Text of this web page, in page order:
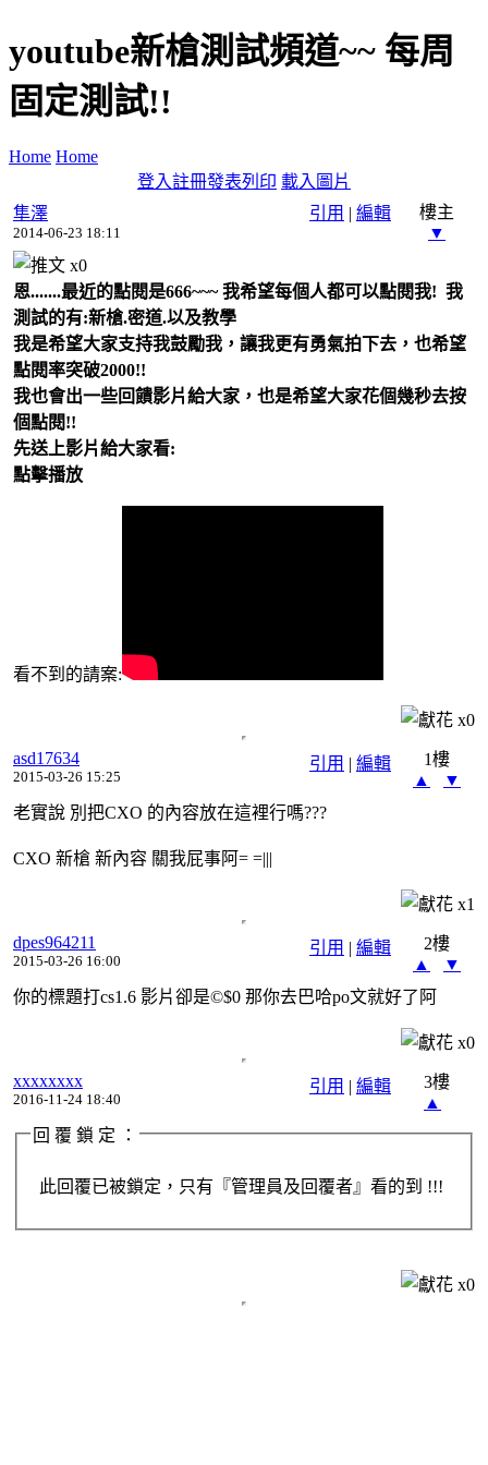
youtube新槍測試頻道~~ 每周
固定測試!!
Home Home
登入註冊發表列印 載入圖片
引用 | 編輯
隼澤
2014-06-23 18:11
樓主
▼
x0
恩.......最近的點閱是666~~~ 我希望每個人都可以點閱我! 我
測試的有:新槍.密道.以及教學
我是希望大家支持我鼓勵我，讓我更有勇氣拍下去，也希望
點閱率突破2000!!
我也會出一些回饋影片給大家，也是希望大家花個幾秒去按
個點閱!!
先送上影片給大家看:
點擊播放
看不到的請案:
x0
引用 | 編輯
asd17634
2015-03-26 15:25
1樓
▲
▼
老實說 別把CXO 的內容放在這裡行嗎???
CXO 新槍 新內容 關我屁事阿= =|||
x1
引用 | 編輯
dpes964211
2015-03-26 16:00
2樓
▲
▼
你的標題打cs1.6 影片卻是©$0 那你去巴哈po文就好了阿
x0
引用 | 編輯
‏xxxxxxxx
2016-11-24 18:40
3樓
▲
回 覆 鎖 定 ：
此回覆已被鎖定，只有『管理員及回覆者』看的到 !!!
x0